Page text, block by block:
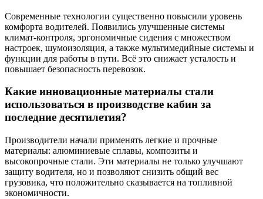
Современные технологии существенно повысили уровень
комфорта водителей. Появились улучшенные системы
климат-контроля, эргономичные сидения с множеством
настроек, шумоизоляция, а также мультимедийные системы и
функции для работы в пути. Всё это снижает усталость и
повышает безопасность перевозок.
Какие инновационные материалы стали
использоваться в производстве кабин за
последние десятилетия?
Производители начали применять легкие и прочные
материалы: алюминиевые сплавы, композиты и
высокопрочные стали. Эти материалы не только улучшают
защиту водителя, но и позволяют снизить общий вес
грузовика, что положительно сказывается на топливной
экономичности.